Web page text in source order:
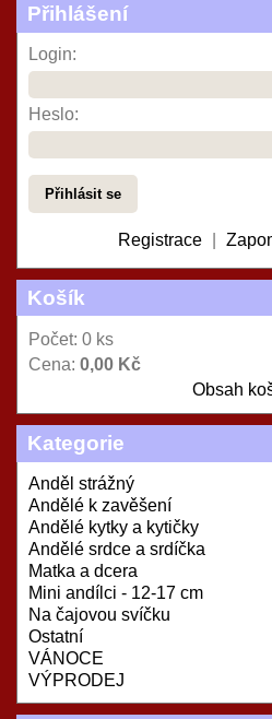
Přihlášení
Login:
Heslo:
Registrace
Košík
Počet: 0 ks
Cena: 0,00 Kč
Obsah
Kategorie
Anděl strážný
Andělé k zavěšení
Andělé kytky a kytičky
Andělé srdce a srdíčka
Matka a dcera
Mini andílci - 12-17 cm
Na čajovou svíčku
Ostatní
VÁNOCE
VÝPRODEJ